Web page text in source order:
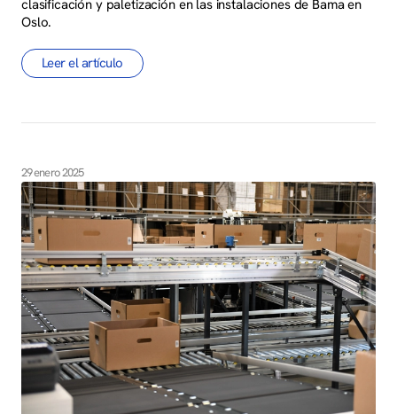
clasificación y paletización en las instalaciones de Bama en
Oslo.
Leer el artículo
29 enero 2025